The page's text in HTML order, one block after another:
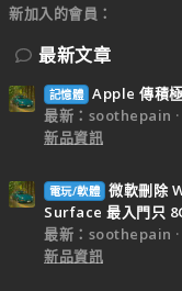
新加入的會員
最新文章
記憶體 Apple 傳積
最新：soothepain
新品資訊
電玩/軟體 微軟刪除
Surface 最入門只
最新：soothepain
新品資訊